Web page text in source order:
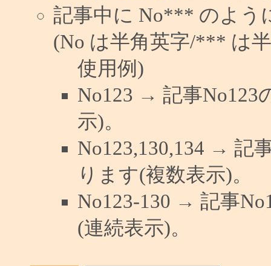
記事中に No*** のよう
(No は半角英字/*** は
使用例)
No123 → 記事No123
示)。
No123,130,134 → 記
ります(複数表示)。
No123-130 → 記事
(連続表示)。